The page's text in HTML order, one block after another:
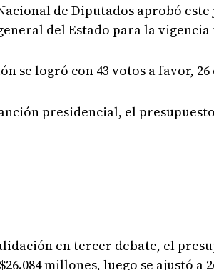
de Diputados aprobó
del Estado para la vigencia
se logró con 43 votos a favor,
presidencial, el
en tercer debate, el
millones, luego se ajustó